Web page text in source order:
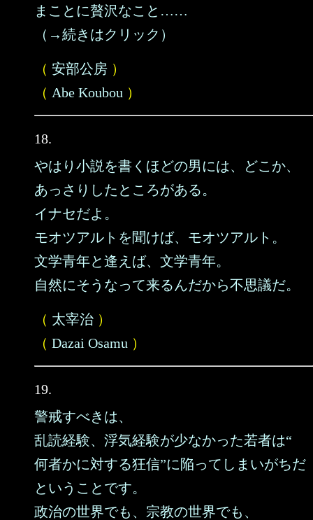
まことに贅沢なこと……
（→続きはクリック）
（ 安部公房 ）
（ Abe Koubou ）
18.
やはり小説を書くほどの男には、どこか、
あっさりしたところがある。
イナセだよ。
モオツアルトを聞けば、モオツアルト。
文学青年と逢えば、文学青年。
自然にそうなって来るんだから不思議だ。
（ 太宰治 ）
（ Dazai Osamu ）
19.
警戒すべきは、
乱読経験、浮気経験が少なかった若者は“
何者かに対する狂信”に陥ってしまいがちだ
ということです。
政治の世界でも、宗教の世界でも、